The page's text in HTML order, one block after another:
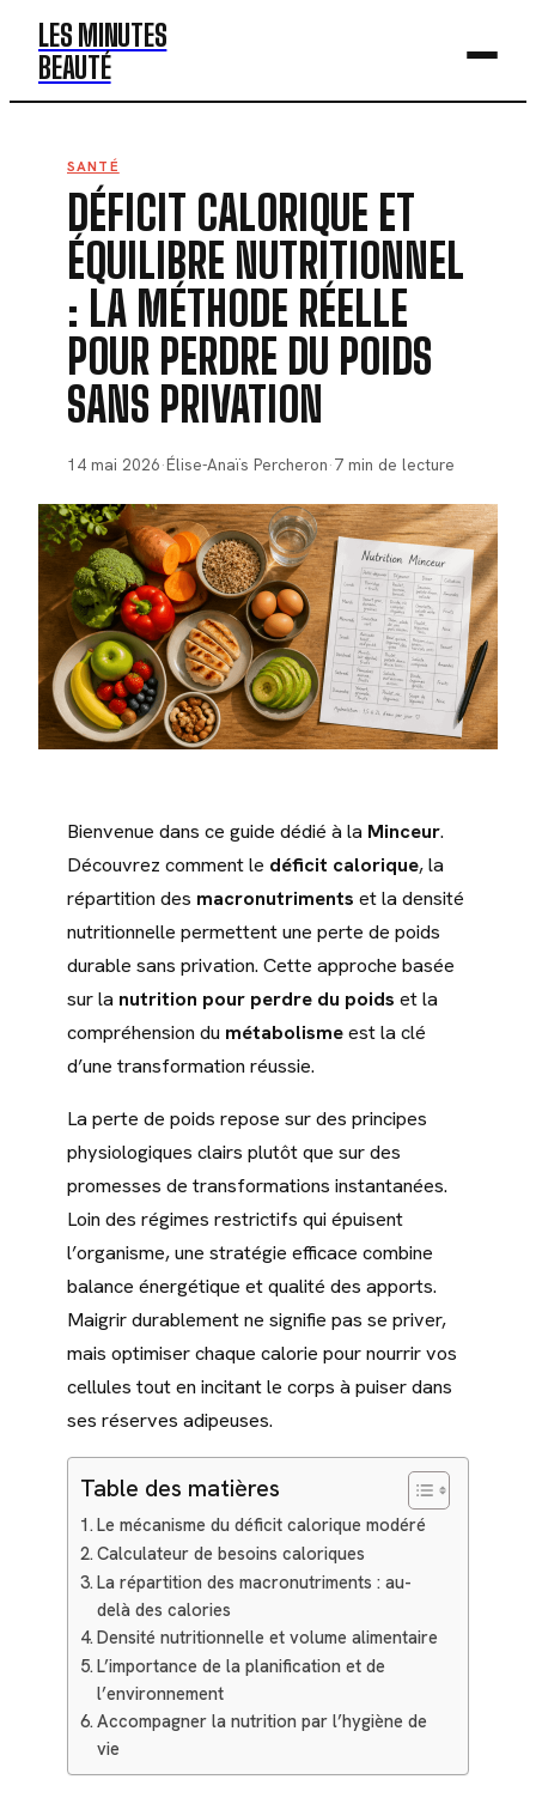
LES MINUTES
BEAUTÉ
BEAUTÉ
MODE
SANTÉ
BIEN-ÊTRE
DÉV. PERSO
SANTÉ
DÉFICIT CALORIQUE ET
ÉQUILIBRE NUTRITIONNEL
: LA MÉTHODE RÉELLE
POUR PERDRE DU POIDS
SANS PRIVATION
14 mai 2026·Élise-Anaïs Percheron·7 min de lecture
Bienvenue dans ce guide dédié à la Minceur.
Découvrez comment le déficit calorique, la
répartition des macronutriments et la densité
nutritionnelle permettent une perte de poids
durable sans privation. Cette approche basée
sur la nutrition pour perdre du poids et la
compréhension du métabolismeest la clé
d’une transformation réussie.
La perte de poids repose sur des principes
physiologiques clairs plutôt que sur des
promesses de transformations instantanées.
Loin des régimes restrictifs qui épuisent
l’organisme, une stratégie efficace combine
balance énergétique et qualité des apports.
Maigrir durablement ne signifie pas se priver,
mais optimiser chaque calorie pour nourrir vos
cellules tout en incitant le corps à puiser dans
ses réserves adipeuses.
Table des matières
Le mécanisme du déficit calorique modéré
Calculateur de besoins caloriques
La répartition des macronutriments : au-
delà des calories
Densité nutritionnelle et volume alimentaire
L’importance de la planification et de
l’environnement
Accompagner la nutrition par l’hygiène de
vie